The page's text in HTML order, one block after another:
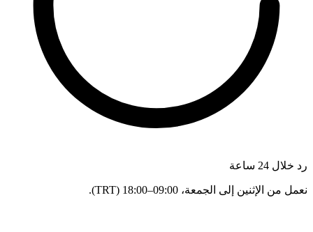
رد خلال 24 ساعة
نعمل من الإثنين إلى الجمعة، 09:00–18:00 (TRT).